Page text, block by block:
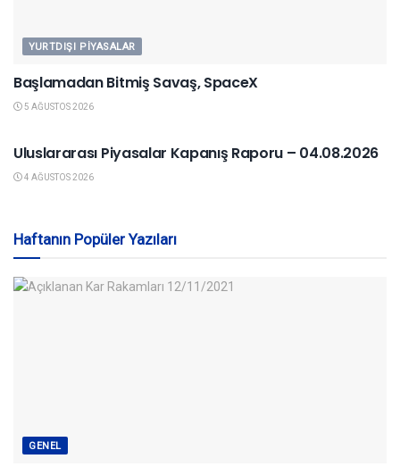
YURTDIŞI PIYASALAR
Başlamadan Bitmiş Savaş, SpaceX
5 AĞUSTOS 2026
Uluslararası Piyasalar Kapanış Raporu – 04.08.2026
4 AĞUSTOS 2026
Haftanın Popüler Yazıları
GENEL